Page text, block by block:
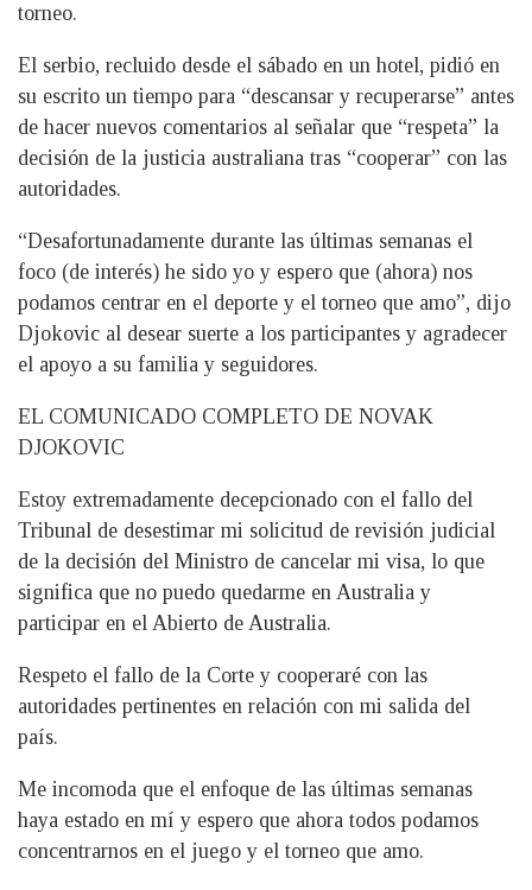
torneo.
El serbio, recluido desde el sábado en un hotel, pidió en
su escrito un tiempo para “descansar y recuperarse” antes
de hacer nuevos comentarios al señalar que “respeta” la
decisión de la justicia australiana tras “cooperar” con las
autoridades.
“Desafortunadamente durante las últimas semanas el
foco (de interés) he sido yo y espero que (ahora) nos
podamos centrar en el deporte y el torneo que amo”, dijo
Djokovic al desear suerte a los participantes y agradecer
el apoyo a su familia y seguidores.
EL COMUNICADO COMPLETO DE NOVAK
DJOKOVIC
Estoy extremadamente decepcionado con el fallo del
Tribunal de desestimar mi solicitud de revisión judicial
de la decisión del Ministro de cancelar mi visa, lo que
significa que no puedo quedarme en Australia y
participar en el Abierto de Australia.
Respeto el fallo de la Corte y cooperaré con las
autoridades pertinentes en relación con mi salida del
país.
Me incomoda que el enfoque de las últimas semanas
haya estado en mí y espero que ahora todos podamos
concentrarnos en el juego y el torneo que amo.